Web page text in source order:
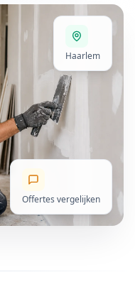
Haarlem
Offertes vergelijken